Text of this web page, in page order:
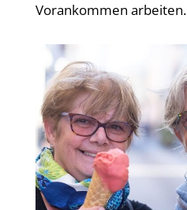
Vorankommen arbeiten.